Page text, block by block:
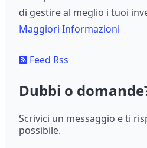
di gestire al meglio i tuoi
Maggiori Informazioni
Feed Rss
Dubbi o
Scrivici un messaggio e ti
possibile.